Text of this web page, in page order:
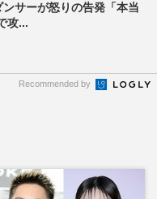
サーが怒りの告発「本当
攻...
Recommended by